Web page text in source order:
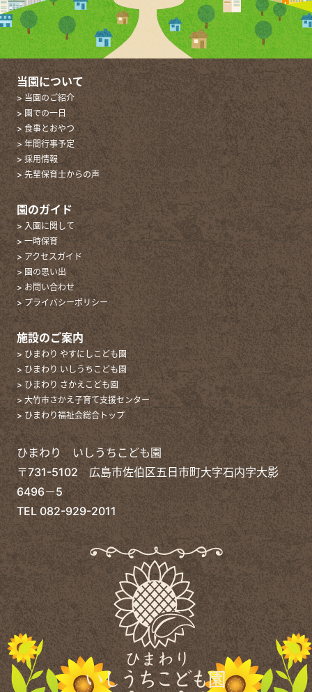
当園について
> 当園のご紹介
> 園での一日
> 食事とおやつ
> 年間行事予定
> 採用情報
> 先輩保育士からの声
園のガイド
> 入園に関して
> 一時保育
> アクセスガイド
> 園の思い出
> お問い合わせ
> プライバシーポリシー
施設のご案内
> ひまわり やすにしこども園
> ひまわり いしうちこども園
> ひまわり さかえこども園
> 大竹市さかえ子育て支援センター
> ひまわり福祉会総合トップ
ひまわり いしうちこども園
〒731-5102 広島市佐伯区五日市町大字石内字大影
6496－5
TEL 082-929-2011